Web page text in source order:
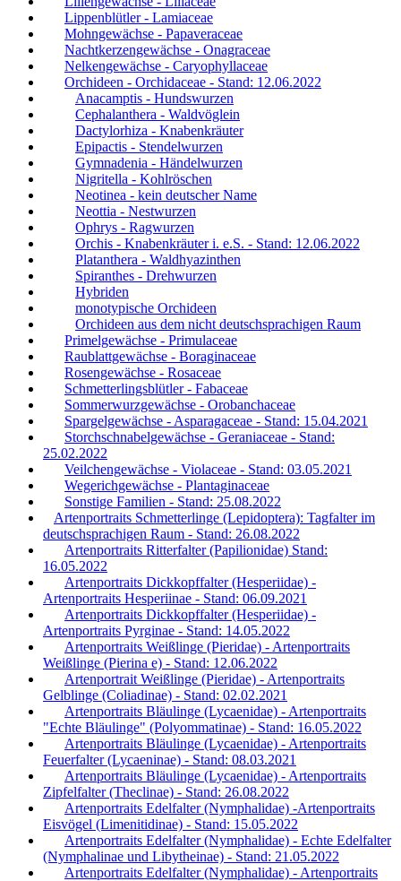
Lippenblütler - Lamiaceae
Mohngewächse - Papaveraceae
Nachtkerzengewächse - Onagraceae
Nelkengewächse - Caryophyllaceae
Orchideen - Orchidaceae - Stand: 12.06.2022
Anacamptis - Hundswurzen
Cephalanthera - Waldvöglein
Dactylorhiza - Knabenkräuter
Epipactis - Stendelwurzen
Gymnadenia - Händelwurzen
Nigritella - Kohlröschen
Neotinea - kein deutscher Name
Neottia - Nestwurzen
Ophrys - Ragwurzen
Orchis - Knabenkräuter i. e.S. - Stand: 12.06.2022
Platanthera - Waldhyazinthen
Spiranthes - Drehwurzen
Hybriden
monotypische Orchideen
Orchideen aus dem nicht deutschsprachigen Raum
Primelgewächse - Primulaceae
Raublattgewächse - Boraginaceae
Rosengewächse - Rosaceae
Schmetterlingsblütler - Fabaceae
Sommerwurzgewächse - Orobanchaceae
Spargelgewächse - Asparagaceae - Stand: 15.04.2021
Storchschnabelgewächse - Geraniaceae - Stand:
25.02.2022
Veilchengewächse - Violaceae - Stand: 03.05.2021
Wegerichgewächse - Plantaginaceae
Sonstige Familien - Stand: 25.08.2022
Artenportraits Schmetterlinge (Lepidoptera): Tagfalter im
deutschsprachigen Raum - Stand: 26.08.2022
Artenportraits Ritterfalter (Papilionidae) Stand:
16.05.2022
Artenportraits Dickkopffalter (Hesperiidae) -
Artenportraits Hesperiinae - Stand: 06.09.2021
Artenportraits Dickkopffalter (Hesperiidae) -
Artenportraits Pyrginae - Stand: 14.05.2022
Artenportraits Weißlinge (Pieridae) - Artenportraits
Weißlinge (Pierina e) - Stand: 12.06.2022
Artenportrait Weißlinge (Pieridae) - Artenportraits
Gelblinge (Coliadinae) - Stand: 02.02.2021
Artenportraits Bläulinge (Lycaenidae) - Artenportraits
"Echte Bläulinge" (Polyommatinae) - Stand: 16.05.2022
Artenportraits Bläulinge (Lycaenidae) - Artenportraits
Feuerfalter (Lycaeninae) - Stand: 08.03.2021
Artenportraits Bläulinge (Lycaenidae) - Artenportraits
Zipfelfalter (Theclinae) - Stand: 26.08.2022
Artenportraits Edelfalter (Nymphalidae) -Artenportraits
Eisvögel (Limenitidinae) - Stand: 15.05.2022
Artenportraits Edelfalter (Nymphalidae) - Echte Edelfalter
(Nymphalinae und Libytheinae) - Stand: 21.05.2022
Artenportraits Edelfalter (Nymphalidae) - Artenportraits